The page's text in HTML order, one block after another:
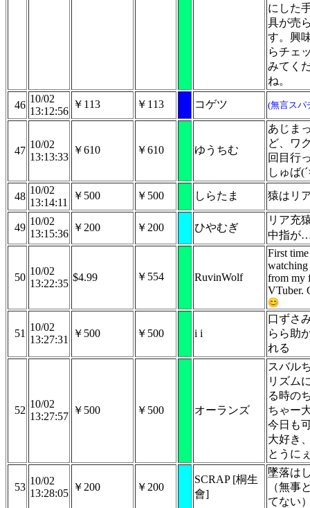
にした
具が売
す。興
らチェ
みてく
ね。
46
10/02
13:12:56
￥113 ￥113 コゲツ (無言スパ
47
10/02
13:13:33
￥610 ￥610 ゆうちむ
あじま
ど、ワ
回目行
しゅば
48
10/02
13:14:11
￥500 ￥500 しらたま 猿はリ
49
10/02
13:15:36
￥200 ￥200 ひやむぎ
リア充
中指が
50
10/02
13:22:35
$4.99 ￥554 RuvinWolf
First time
watching
from my
VTuber.
51
10/02
13:27:31
￥500 ￥500 i i
口ずさ
らら助
れる
52
10/02
13:27:57
￥500 ￥500 オーランズ
スバル
リズム
る時の
ちゃー
今日も
大好き
とうに
53
10/02
13:28:05
￥200 ￥200
SCRAP [桐生
會]
墜落は
（無事
てない